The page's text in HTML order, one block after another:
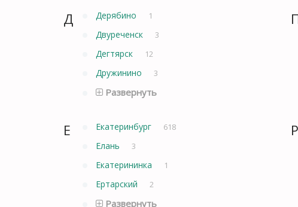
Д Дерябино 1
Двуреченск 3
Дегтярск 12
Дружинино 3
Развернуть
Е Екатеринбург 618
Елань 3
Екатерининка 1
Ертарский 2
Развернуть
Р